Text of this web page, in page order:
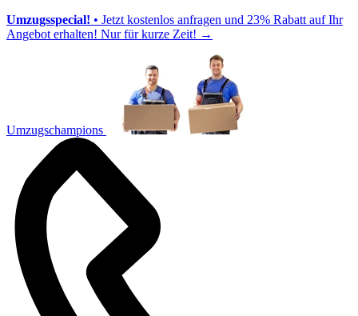
Umzugsspecial! • Jetzt kostenlos anfragen und 23% Rabatt auf Ihr
Angebot erhalten! Nur für kurze Zeit! →
Umzugschampions